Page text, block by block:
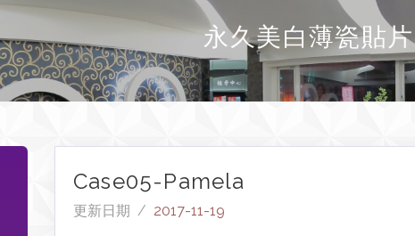
永久美白薄瓷貼片
Case05-Pamela
更新日期 / 2017-11-19